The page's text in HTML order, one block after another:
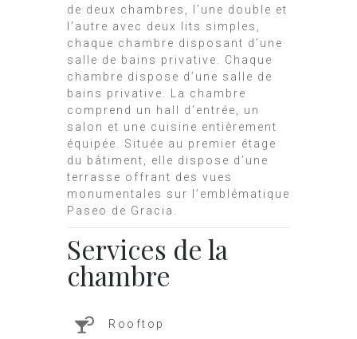
de deux chambres, l’une double et
l’autre avec deux lits simples,
chaque chambre disposant d’une
salle de bains privative. Chaque
chambre dispose d’une salle de
bains privative. La chambre
comprend un hall d’entrée, un
salon et une cuisine entièrement
équipée. Située au premier étage
du bâtiment, elle dispose d’une
terrasse offrant des vues
monumentales sur l’emblématique
Paseo de Gracia.
Services de la
chambre
Rooftop